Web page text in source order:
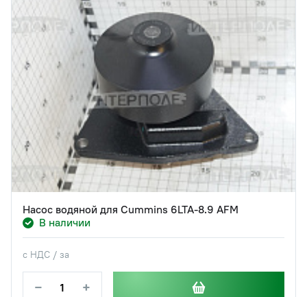
Насос водяной для Cummins 6LTA-8.9 AFM
В наличии
с НДС / за
− +